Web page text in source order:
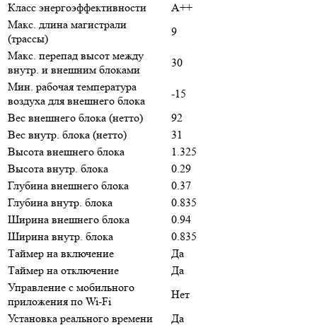
Класс энергоэффективности
A++
Макс. длина магистрали
(трассы)
9
Макс. перепад высот между
внутр. и внешним блоками
30
Мин. рабочая температура
воздуха для внешнего блока
-15
Вес внешнего блока (нетто)
92
Вес внутр. блока (нетто)
31
Высота внешнего блока
1.325
Высота внутр. блока
0.29
Глубина внешнего блока
0.37
Глубина внутр. блока
0.835
Ширина внешнего блока
0.94
Ширина внутр. блока
0.835
Таймер на включение
Да
Таймер на отключение
Да
Управление c мобильного
приложения по Wi-Fi
Нет
Установка реального времени
Да